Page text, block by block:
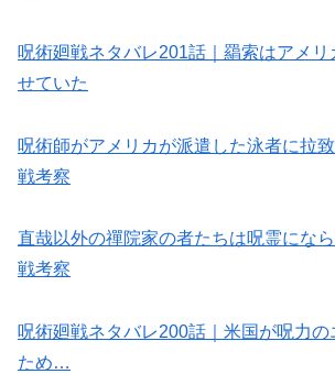
呪術廻戦ネタバレ201話｜羂索はアメ
せていた
呪術師がアメリカが派遣した泳者に拉
戦考察
直哉以外の禪院家の者たちは呪霊にな
戦考察
呪術廻戦ネタバレ200話｜米国が呪力
ため…